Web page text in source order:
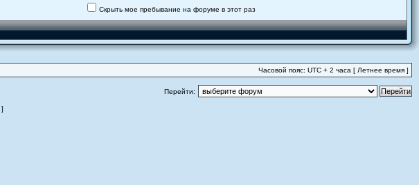
Скрыть мое пребывание на форуме в этот раз
Часовой пояс: UTC + 2 часа [ Летнее время ]
Перейти:
]